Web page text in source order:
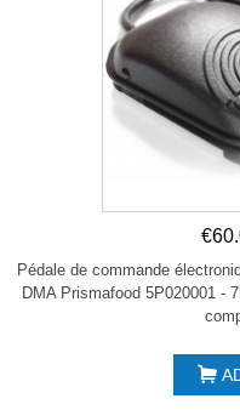
Pédale de commande
DMA Prismafood 5P020001 -